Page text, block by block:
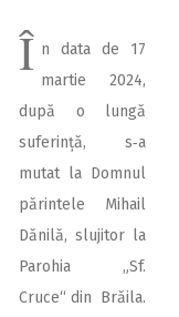
Î n data de 17
martie 2024,
după o lungă
suferință, s‑a
mutat la Domnul
părintele Mihail
Dănilă, slujitor la
Parohia „Sf.
Cruce“ din Brăila.